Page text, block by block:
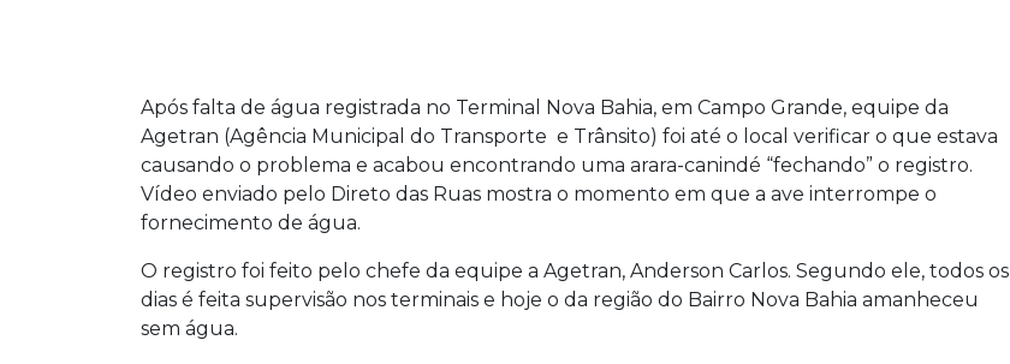
Após falta de água registrada no Terminal Nova Bahia, em Campo Grande, equipe da
Agetran (Agência Municipal do Transporte e Trânsito) foi até o local verificar o que estava
causando o problema e acabou encontrando uma arara-canindé “fechando” o registro.
Vídeo enviado pelo Direto das Ruas mostra o momento em que a ave interrompe o
fornecimento de água.
O registro foi feito pelo chefe da equipe a Agetran, Anderson Carlos. Segundo ele, todos os
dias é feita supervisão nos terminais e hoje o da região do Bairro Nova Bahia amanheceu
sem água.